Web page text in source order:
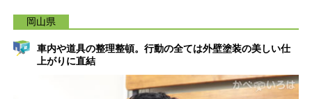
岡山県
車内や道具の整理整頓。行動の全ては外壁塗装の美しい仕
上がりに直結